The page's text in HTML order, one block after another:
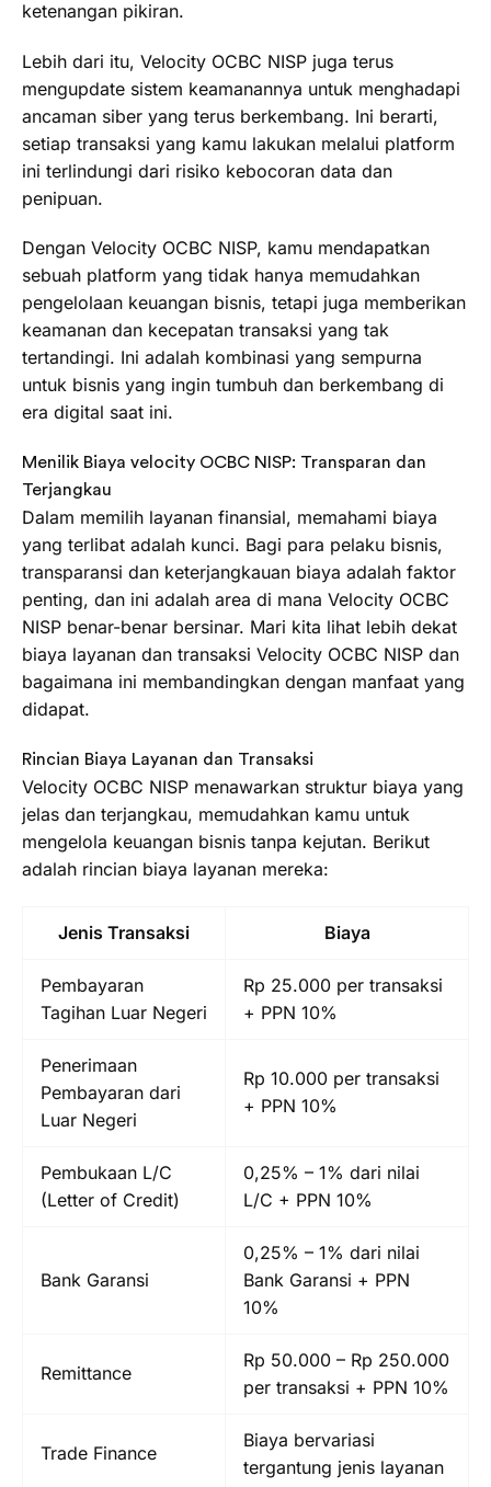
ketenangan pikiran.
Lebih dari itu, Velocity OCBC NISP juga terus
mengupdate sistem keamanannya untuk menghadapi
ancaman siber yang terus berkembang. Ini berarti,
setiap transaksi yang kamu lakukan melalui platform
ini terlindungi dari risiko kebocoran data dan
penipuan.
Dengan Velocity OCBC NISP, kamu mendapatkan
sebuah platform yang tidak hanya memudahkan
pengelolaan keuangan bisnis, tetapi juga memberikan
keamanan dan kecepatan transaksi yang tak
tertandingi. Ini adalah kombinasi yang sempurna
untuk bisnis yang ingin tumbuh dan berkembang di
era digital saat ini.
Menilik Biaya velocity OCBC NISP: Transparan dan
Terjangkau
Dalam memilih layanan finansial, memahami biaya
yang terlibat adalah kunci. Bagi para pelaku bisnis,
transparansi dan keterjangkauan biaya adalah faktor
penting, dan ini adalah area di mana Velocity OCBC
NISP benar-benar bersinar. Mari kita lihat lebih dekat
biaya layanan dan transaksi Velocity OCBC NISP dan
bagaimana ini membandingkan dengan manfaat yang
didapat.
Rincian Biaya Layanan dan Transaksi
Velocity OCBC NISP menawarkan struktur biaya yang
jelas dan terjangkau, memudahkan kamu untuk
mengelola keuangan bisnis tanpa kejutan. Berikut
adalah rincian biaya layanan mereka:
Jenis Transaksi Biaya
Pembayaran
Tagihan Luar Negeri
Rp 25.000 per transaksi
+ PPN 10%
Penerimaan
Pembayaran dari
Luar Negeri
Rp 10.000 per transaksi
+ PPN 10%
Pembukaan L/C
(Letter of Credit)
0,25% – 1% dari nilai
L/C + PPN 10%
Bank Garansi
0,25% – 1% dari nilai
Bank Garansi + PPN
10%
Remittance
Rp 50.000 – Rp 250.000
per transaksi + PPN 10%
Trade Finance
Biaya bervariasi
tergantung jenis layanan